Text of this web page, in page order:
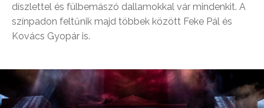
díszlettel és fülbemászó dallamokkal vár mindenkit. A
színpadon feltűnik majd többek között Feke Pál és
Kovács Gyopár is.